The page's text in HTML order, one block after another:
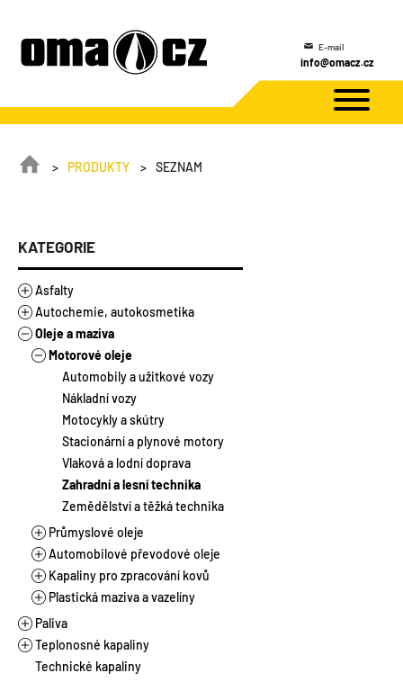
E-mail
info@omacz.cz
PRODUKTY SEZNAM
KATEGORIE
Asfalty
Asfalty
Stavebněizolační asfalty
Modifikované asfalty
Silniční asfalty
Asfaltové výrobky
Asfalty ředěné
Zálivky
Emulze
Laky
Suspenze
Tmely
Autochemie, autokosmetika
Autokosmetika
Mechanické rozprašovače
Tlakové spreje
Ostatní
Autochemie
Náplně do ostřikovačů
Rozmrazovače
Chladicí kapaliny
Brzdové kapaliny
Aditiva pro autochemii
Doplňkový sortiment
Autodoplňky
Oleje a maziva
Motorové oleje
Automobily a užitkové vozy
Nákladní vozy
Motocykly a skútry
Stacionární a plynové motory
Vlaková a lodní doprava
Zahradní a lesní technika
Zemědělství a těžká technika
Průmyslové oleje
Hydraulické oleje
Aditiva pro průmyslové oleje
Průmyslové převodové oleje
Ložiskové oleje
Multifunkční oleje
Kompresorové oleje
Automobilové převodové oleje
Manuální převodovky
Automatické převodovky
Kapaliny pro zpracování kovů
Řezné oleje vodou mísitelné
Řezné oleje vodou nemísitelné
Plastická maziva a vazelíny
Plastická maziva
Vazelíny
Paliva
Alkylátová paliva
Ethanol E85
Teplonosné kapaliny
Topné a chladicí kapaliny
Technické kapaliny